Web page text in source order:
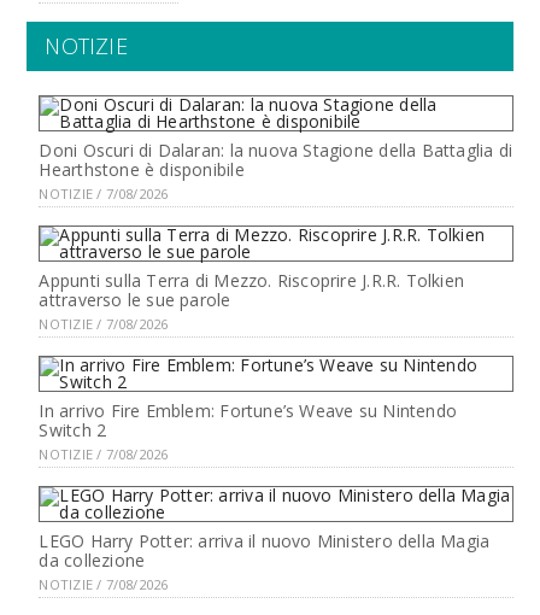
NOTIZIE
Doni Oscuri di Dalaran: la nuova Stagione della Battaglia di
Hearthstone è disponibile
NOTIZIE / 7/08/2026
Appunti sulla Terra di Mezzo. Riscoprire J.R.R. Tolkien
attraverso le sue parole
NOTIZIE / 7/08/2026
In arrivo Fire Emblem: Fortune’s Weave su Nintendo
Switch 2
NOTIZIE / 7/08/2026
LEGO Harry Potter: arriva il nuovo Ministero della Magia
da collezione
NOTIZIE / 7/08/2026